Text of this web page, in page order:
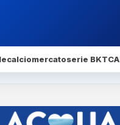
calciomercatoserie BKT